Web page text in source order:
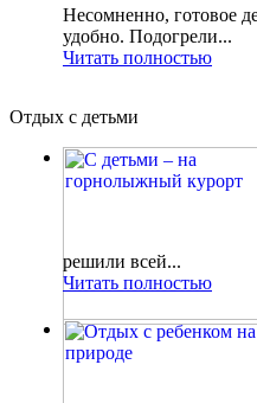
Несомненно, готовое
удобно. Подогрели...
Читать полностью
Отдых с детьми
решили всей...
Читать полностью